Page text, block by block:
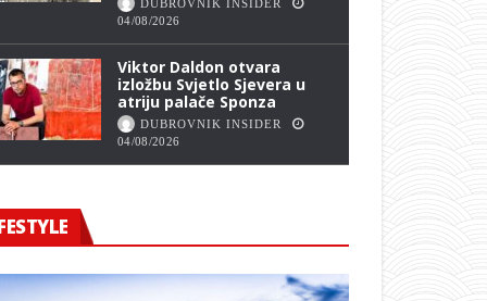
DUBROVNIK INSIDER
04/08/2026
Viktor Daldon otvara
izložbu Svjetlo Sjevera u
atriju palače Sponza
DUBROVNIK INSIDER
04/08/2026